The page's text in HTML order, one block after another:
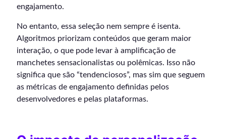
engajamento.
No entanto, essa seleção nem sempre é isenta.
Algoritmos priorizam conteúdos que geram maior
interação, o que pode levar à amplificação de
manchetes sensacionalistas ou polêmicas. Isso não
significa que são “tendenciosos”, mas sim que seguem
as métricas de engajamento definidas pelos
desenvolvedores e pelas plataformas.